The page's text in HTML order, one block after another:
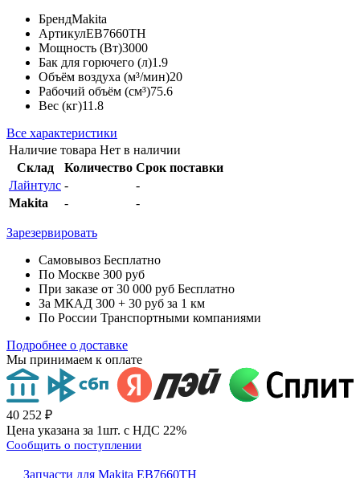
БрендMakita
АртикулEB7660TH
Мощность (Вт)3000
Бак для горючего (л)1.9
Объём воздуха (м³/мин)20
Рабочий объём (см³)75.6
Вес (кг)11.8
Все характеристики
Наличие товара Нет в наличии
Склад
Количество Срок поставки
Лайнтулс -
-
Makita
- -
Зарезервировать
Самовывоз Бесплатно
По Москве 300 руб
При заказе от 30 000 руб Бесплатно
За МКАД 300 + 30 руб за 1 км
По России Транспортными компаниями
Подробнее о доставке
Мы принимаем к оплате
40 252 ₽
Цена указана за 1шт. с НДС 22%
Сообщить о поступлении
Запчасти для Makita EB7660TH